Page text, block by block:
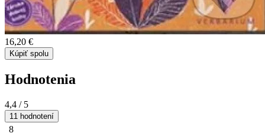
16,20 €
Kúpiť spolu
Hodnotenia
4,4 / 5
11 hodnotení
8